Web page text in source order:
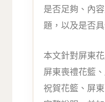
是否足夠、內
題，以及是否
本文針對屏東
屏東喪禮花籃
祝賀花籃、屏